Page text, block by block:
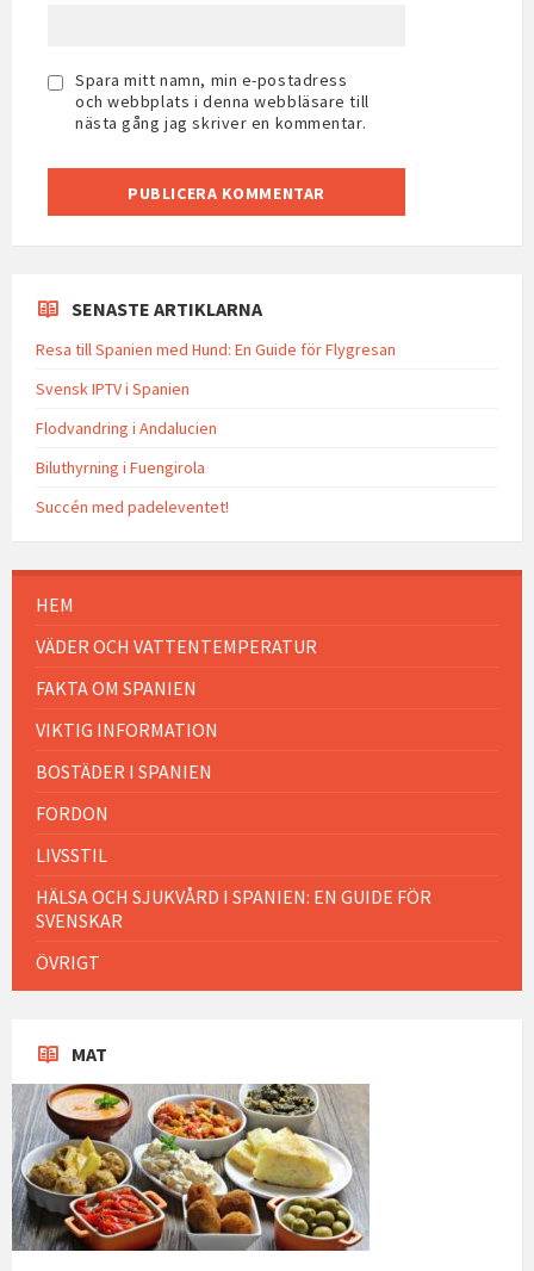
Spara mitt namn, min e-postadress
och webbplats i denna webbläsare till
nästa gång jag skriver en kommentar.
SENASTE ARTIKLARNA
Resa till Spanien med Hund: En Guide för Flygresan
Svensk IPTV i Spanien
Flodvandring i Andalucien
Biluthyrning i Fuengirola
Succén med padeleventet!
HEM
VÄDER OCH VATTENTEMPERATUR
FAKTA OM SPANIEN
VIKTIG INFORMATION
BOSTÄDER I SPANIEN
FORDON
LIVSSTIL
HÄLSA OCH SJUKVÅRD I SPANIEN: EN GUIDE FÖR
SVENSKAR
ÖVRIGT
MAT